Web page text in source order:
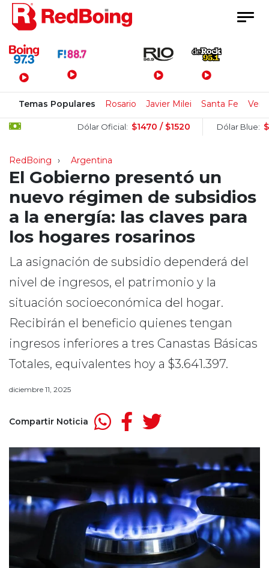
Menú Principal
Temas Populares Rosario Javier Milei Santa Fe
Dólar Oficial: $1470 / $1520 Dólar Blue:
RedBoing Argentina
El Gobierno presentó un
nuevo régimen de subsidios
a la energía: las claves para
los hogares rosarinos
La asignación de subsidio dependerá del
nivel de ingresos, el patrimonio y la
situación socioeconómica del hogar.
Recibirán el beneficio quienes tengan
ingresos inferiores a tres Canastas Básicas
Totales, equivalentes hoy a $3.641.397.
diciembre 11, 2025
Compartir Noticia